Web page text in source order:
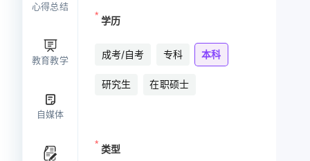
心得总结
教育教学
自媒体
学历
成考/自考 专科 本科
研究生 在职硕士
类型